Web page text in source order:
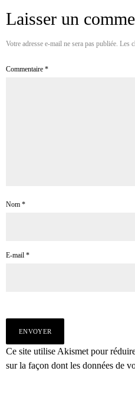
Laisser un
Votre adresse e-mail ne sera pas publiée. Les
Commentaire *
Nom *
E-mail *
Ce site utilise Akismet pour
sur la façon dont les données de